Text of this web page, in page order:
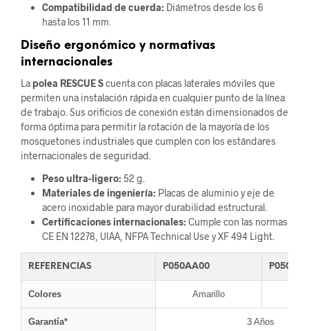
Compatibilidad de cuerda:Diámetros desde los 6
hasta los 11 mm.
Diseño ergonómico y normativas
internacionales
La polea RESCUE Scuenta con placas laterales móviles que
permiten una instalación rápida en cualquier punto de la línea
de trabajo. Sus orificios de conexión están dimensionados de
forma óptima para permitir la rotación de la mayoría de los
mosquetones industriales que cumplen con los estándares
internacionales de seguridad.
Peso ultra-ligero:52 g.
Materiales de ingeniería:Placas de aluminio y eje de
acero inoxidable para mayor durabilidad estructural.
Certificaciones internacionales:Cumple con las normas
CE EN 12278, UIAA, NFPA Technical Use y XF 494 Light.
REFERENCIAS P050AA00
Colores Amarillo
Garantía* 3 Años